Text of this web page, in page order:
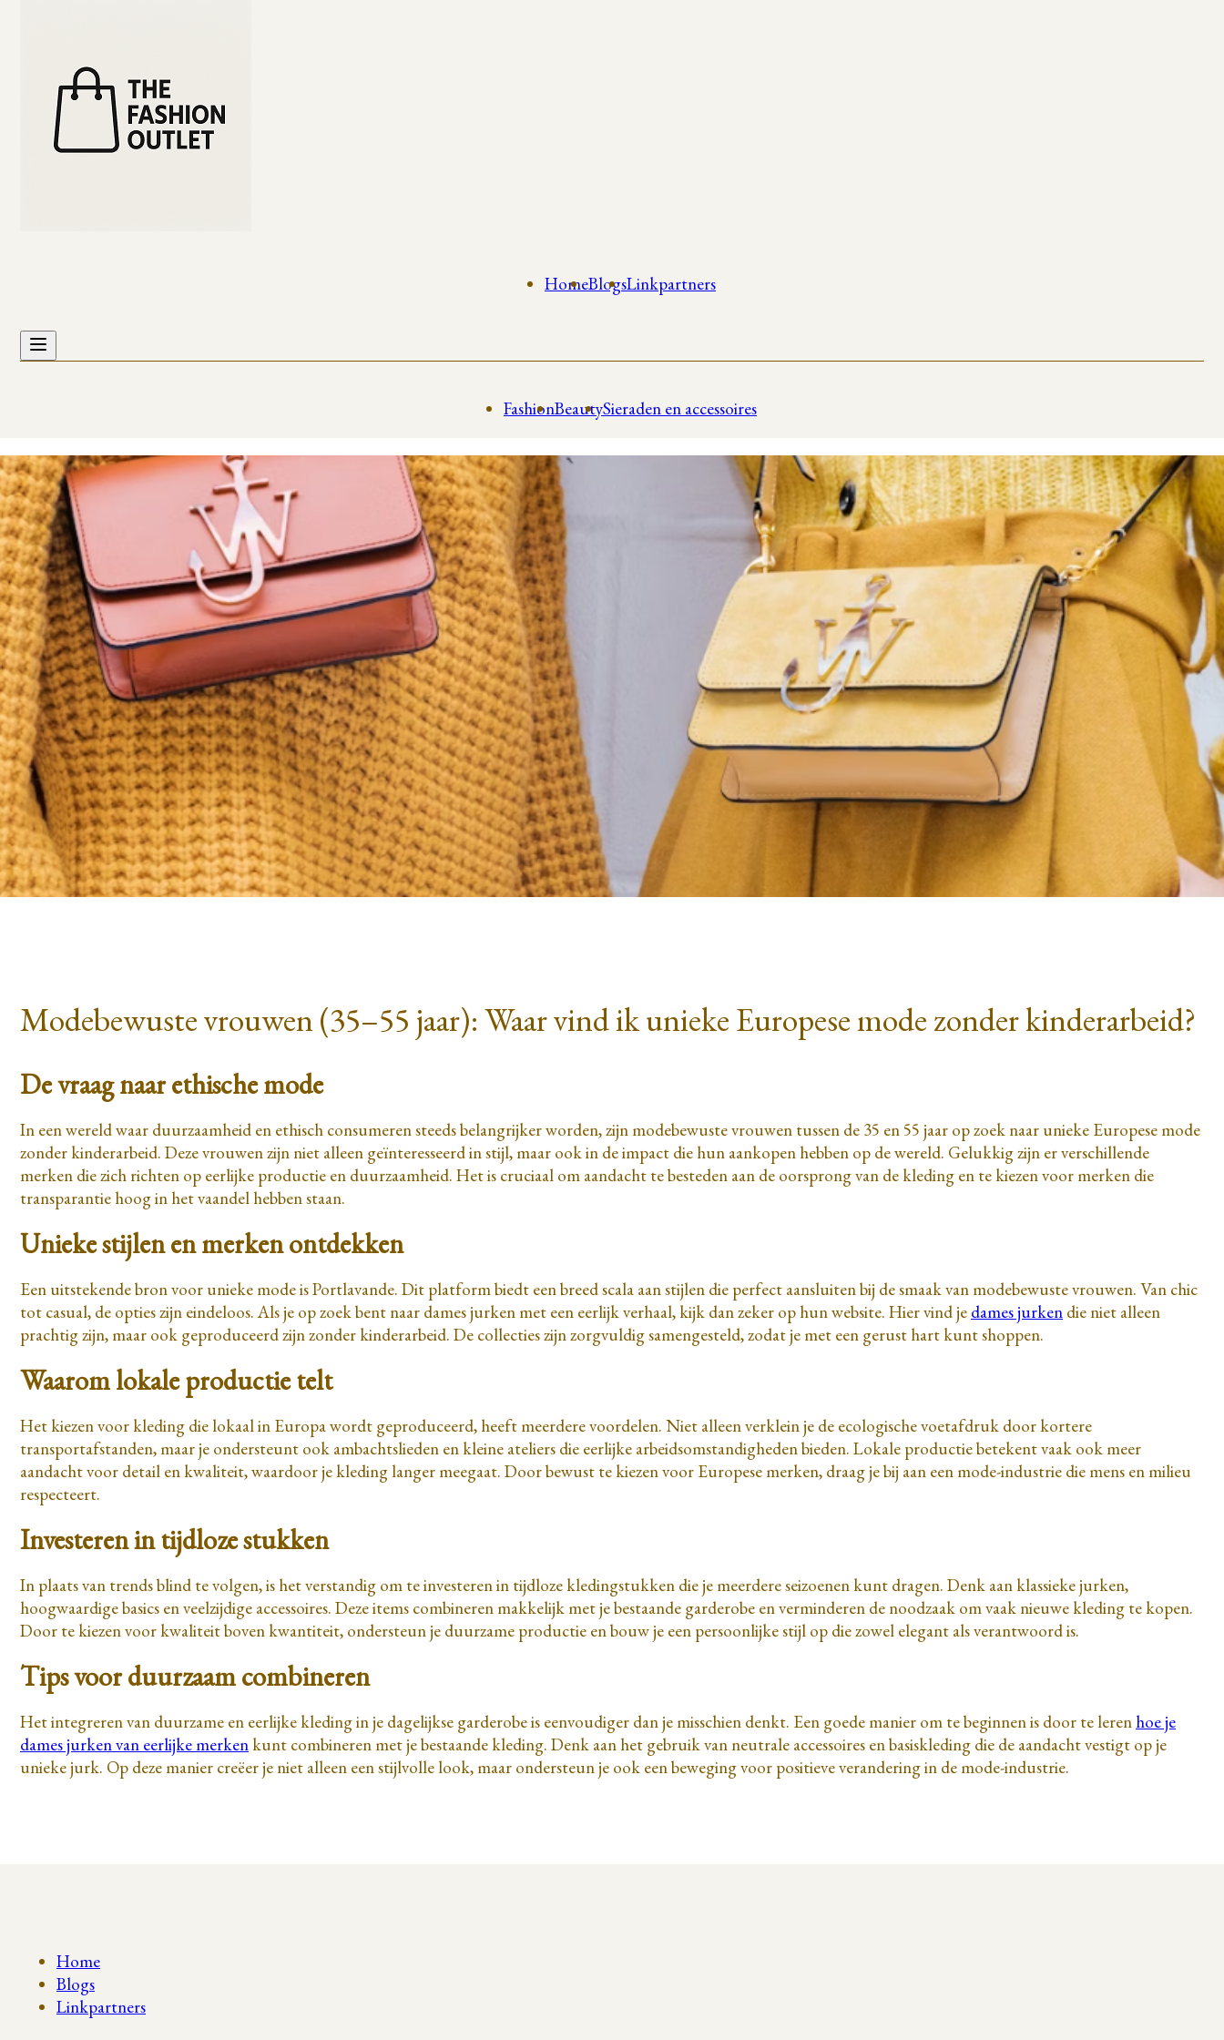
HomeBlogsLinkpartners
FashionBeautySieraden en accessoires
Modebewuste vrouwen (35–55 jaar): Waar vind ik unieke Europese mode zonder kinderarbeid?
De vraag naar ethische mode
In een wereld waar duurzaamheid en ethisch consumeren steeds belangrijker worden, zijn modebewuste vrouwen tussen de 35 en 55 jaar op zoek naar unieke Europese mode
zonder kinderarbeid. Deze vrouwen zijn niet alleen geïnteresseerd in stijl, maar ook in de impact die hun aankopen hebben op de wereld. Gelukkig zijn er verschillende
merken die zich richten op eerlijke productie en duurzaamheid. Het is cruciaal om aandacht te besteden aan de oorsprong van de kleding en te kiezen voor merken die
transparantie hoog in het vaandel hebben staan.
Unieke stijlen en merken ontdekken
Een uitstekende bron voor unieke mode is Portlavande. Dit platform biedt een breed scala aan stijlen die perfect aansluiten bij de smaak van modebewuste vrouwen. Van chic
tot casual, de opties zijn eindeloos. Als je op zoek bent naar dames jurken met een eerlijk verhaal, kijk dan zeker op hun website. Hier vind je dames jurken die niet alleen
prachtig zijn, maar ook geproduceerd zijn zonder kinderarbeid. De collecties zijn zorgvuldig samengesteld, zodat je met een gerust hart kunt shoppen.
Waarom lokale productie telt
Het kiezen voor kleding die lokaal in Europa wordt geproduceerd, heeft meerdere voordelen. Niet alleen verklein je de ecologische voetafdruk door kortere
transportafstanden, maar je ondersteunt ook ambachtslieden en kleine ateliers die eerlijke arbeidsomstandigheden bieden. Lokale productie betekent vaak ook meer
aandacht voor detail en kwaliteit, waardoor je kleding langer meegaat. Door bewust te kiezen voor Europese merken, draag je bij aan een mode-industrie die mens en milieu
respecteert.
Investeren in tijdloze stukken
In plaats van trends blind te volgen, is het verstandig om te investeren in tijdloze kledingstukken die je meerdere seizoenen kunt dragen. Denk aan klassieke jurken,
hoogwaardige basics en veelzijdige accessoires. Deze items combineren makkelijk met je bestaande garderobe en verminderen de noodzaak om vaak nieuwe kleding te kopen.
Door te kiezen voor kwaliteit boven kwantiteit, ondersteun je duurzame productie en bouw je een persoonlijke stijl op die zowel elegant als verantwoord is.
Tips voor duurzaam combineren
Het integreren van duurzame en eerlijke kleding in je dagelijkse garderobe is eenvoudiger dan je misschien denkt. Een goede manier om te beginnen is door te leren hoe je
dames jurken van eerlijke merken kunt combineren met je bestaande kleding. Denk aan het gebruik van neutrale accessoires en basiskleding die de aandacht vestigt op je
unieke jurk. Op deze manier creëer je niet alleen een stijlvolle look, maar ondersteun je ook een beweging voor positieve verandering in de mode-industrie.
Home
Blogs
Linkpartners